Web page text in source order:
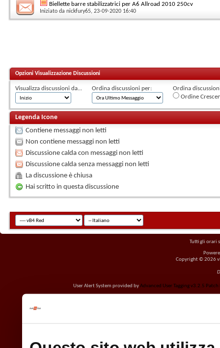
Biellette barre stabilizzatrici per A6 Allroad 2010 250cv
Iniziato da nickfury65, 23-09-2020 16:40
Opzioni Visualizzazione Discussioni
Visualizza discussioni da... Ordina discussioni per:
Ordina
Ordine
Legenda Icone
Contiene messaggi non letti
Non contiene messaggi non letti
Discussione calda con messaggi non letti
Discussione calda senza messaggi non letti
La discussione è chiusa
Hai scritto in questa discussione
Tutti gli orari
Copyright © 2026
User Alert System provided byAdvanced User Tagging v3.2.5 Patch